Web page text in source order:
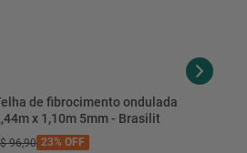
de fibrocimento ondulada
x 1,10m 5mm - Brasilit
96,90 23% OFF